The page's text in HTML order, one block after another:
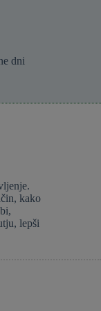
dni
kako
lepši